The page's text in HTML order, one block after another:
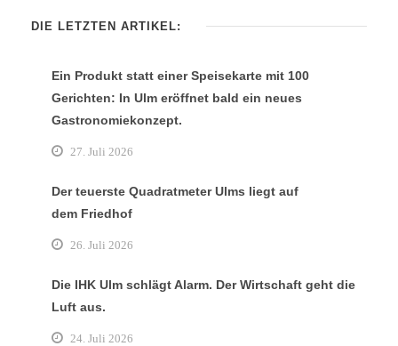
DIE LETZTEN ARTIKEL:
Ein Produkt statt einer Speisekarte mit 100
Gerichten: In Ulm eröffnet bald ein neues
Gastronomiekonzept.
27. Juli 2026
Der teuerste Quadratmeter Ulms liegt auf
dem Friedhof
26. Juli 2026
Die IHK Ulm schlägt Alarm. Der Wirtschaft geht die
Luft aus.
24. Juli 2026